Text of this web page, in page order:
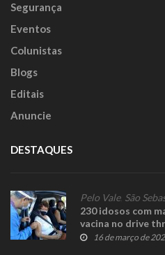
Segurança
Eventos
Colunistas
Blogs
Editais
Anuncie
DESTAQUES
Pelo Vale, São
230 idosos com
vacina no drive
16 de março de